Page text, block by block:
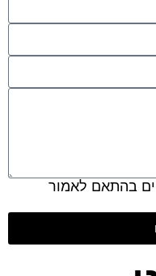
בהתאם לאמור